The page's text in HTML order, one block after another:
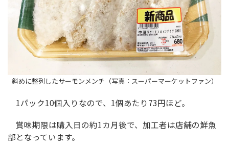
斜めに整列したサーモンメンチ（写真：スーパーマーケットファン）
1パック10個入りなので、1個あたり73円ほど。
賞味期限は購入日の約1カ月後で、加工者は店舗の鮮魚
部となっています。